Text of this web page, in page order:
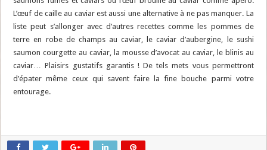
L’œuf de caille au caviar est aussi une alternative à ne pas manquer. La
liste peut s’allonger avec d’autres recettes comme les pommes de
terre en robe de champs au caviar, le caviar d’aubergine, le sushi
saumon courgette au caviar, la mousse d’avocat au caviar, le blinis au
caviar… Plaisirs gustatifs garantis ! De tels mets vous permettront
d’épater même ceux qui savent faire la fine bouche parmi votre
entourage.